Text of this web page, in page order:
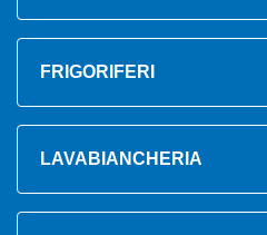
FRIGORIFERI
LAVABIANCHERIA